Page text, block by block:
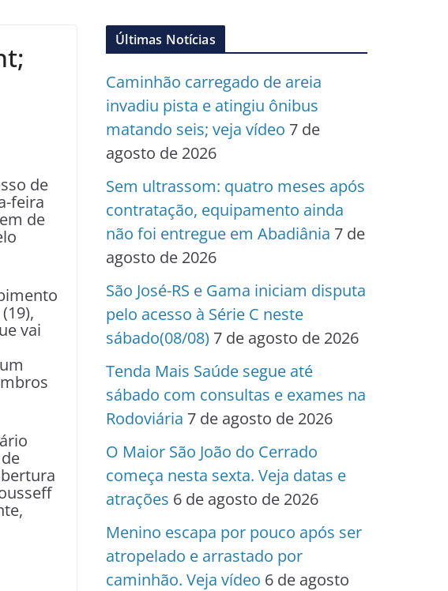
de
feira
de
vai
Últimas Notícias
Caminhão carregado de areia
invadiu pista e atingiu ônibus
matando seis; veja vídeo 7 de
agosto de 2026
Sem ultrassom: quatro meses após
contratação, equipamento ainda
não foi entregue em Abadiânia 7 de
agosto de 2026
São José-RS e Gama iniciam disputa
pelo acesso à Série C neste
sábado(08/08) 7 de agosto de 2026
Tenda Mais Saúde segue até
sábado com consultas e exames na
Rodoviária 7 de agosto de 2026
O Maior São João do Cerrado
começa nesta sexta. Veja datas e
atrações 6 de agosto de 2026
Menino escapa por pouco após ser
atropelado e arrastado por
caminhão. Veja vídeo 6 de agosto